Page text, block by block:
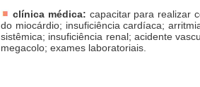
clínica médica: capacitar para realizar
do miocárdio; insuficiência cardíaca;
sistêmica; insuficiência renal; acidente
megacolo; exames laboratoriais.